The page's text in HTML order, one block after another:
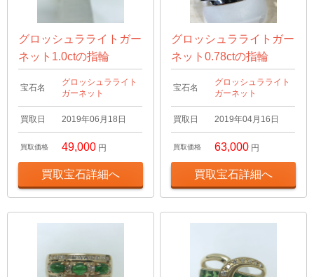
グロッシュラライトガー
ネット1.0ctの指輪
宝石名
グロッシュラライト
ガーネット
買取日 2019年06月18日
買取価格 49,000 円
買取宝石詳細へ
グロッシュラライトガー
ネット0.78ctの指輪
宝石名
グロッシュラライト
ガーネット
買取日 2019年04月16日
買取価格 63,000 円
買取宝石詳細へ